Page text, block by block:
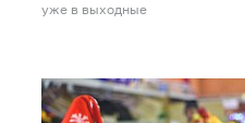
уже в выходные